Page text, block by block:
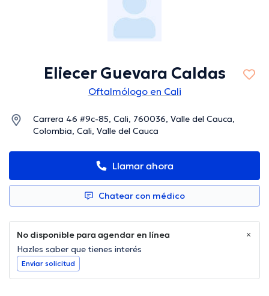
Eliecer Guevara Caldas
Oftalmólogo en Cali
Carrera 46 #9c-85, Cali, 760036, Valle del Cauca,
Colombia, Cali, Valle del Cauca
Llamar ahora
Chatear con médico
No disponible para agendar en línea
Hazles saber que tienes interés
Enviar solicitud